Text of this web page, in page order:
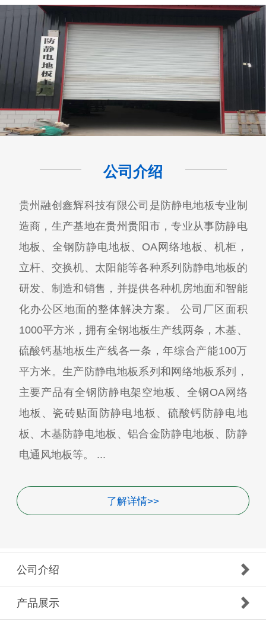
公司介绍
贵州融创鑫辉科技有限公司​是防静电地板专业制
造商，生产基地在贵州贵阳市，专业从事防静电
地板、全钢防静电地板、OA网络地板、机柜，
立杆、交换机、太阳能等各种系列防静电地板的
研发、制造和销售，并提供各种机房地面和智能
化办公区地面的整体解决方案。 公司厂区面积
1000平方米，拥有全钢地板生产线两条，木基、
硫酸钙基地板生产线各一条，年综合产能100万
平方米。生产防静电地板系列和网络地板系列，
主要产品有全钢防静电架空地板、全钢OA网络
地板、瓷砖贴面防静电地板、硫酸钙防静电地
板、木基防静电地板、铝合金防静电地板、防静
电通风地板等。 ...
了解详情>>
公司介绍
产品展示